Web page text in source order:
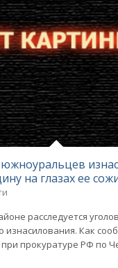
на глазах ее
расследуется
изнасилования. Как
прокуратуре РФ по